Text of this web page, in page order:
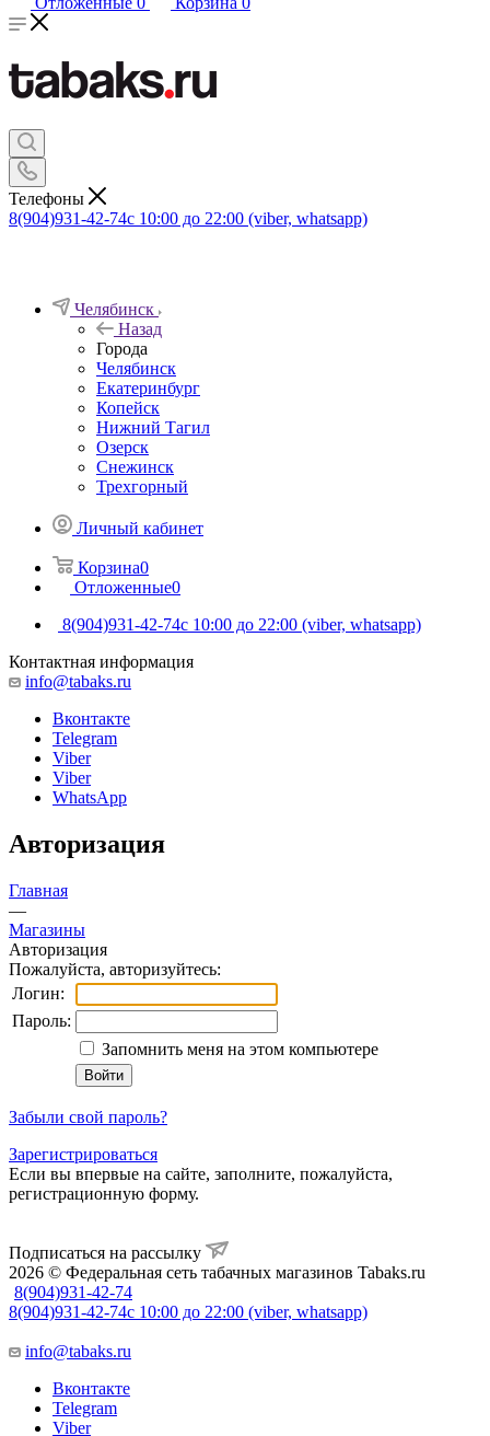
Телефоны
8(904)931-42-74с 10:00 до 22:00 (viber, whatsapp)
Челябинск
Назад
Города
Челябинск
Екатеринбург
Копейск
Нижний Тагил
Озерск
Снежинск
Трехгорный
Личный кабинет
Корзина0
Отложенные0
8(904)931-42-74с 10:00 до 22:00 (viber, whatsapp)
Контактная информация
info@tabaks.ru
Вконтакте
Telegram
Viber
Viber
WhatsApp
Авторизация
Главная
—
Магазины
Авторизация
Пожалуйста, авторизуйтесь:
Логин:
Пароль:
Запомнить меня на этом компьютере
Забыли свой пароль?
Зарегистрироваться
Если вы впервые на сайте, заполните, пожалуйста,
регистрационную форму.
Подписаться на рассылку
2026 © Федеральная сеть табачных магазинов Tabaks.ru
8(904)931-42-74
8(904)931-42-74с 10:00 до 22:00 (viber, whatsapp)
info@tabaks.ru
Вконтакте
Telegram
Viber